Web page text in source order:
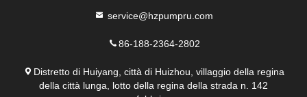
service@hzpumpru.com
86-188-2364-2802
Distretto di Huiyang, città di Huizhou, villaggio della regina
della città lunga, lotto della regina della strada n. 142